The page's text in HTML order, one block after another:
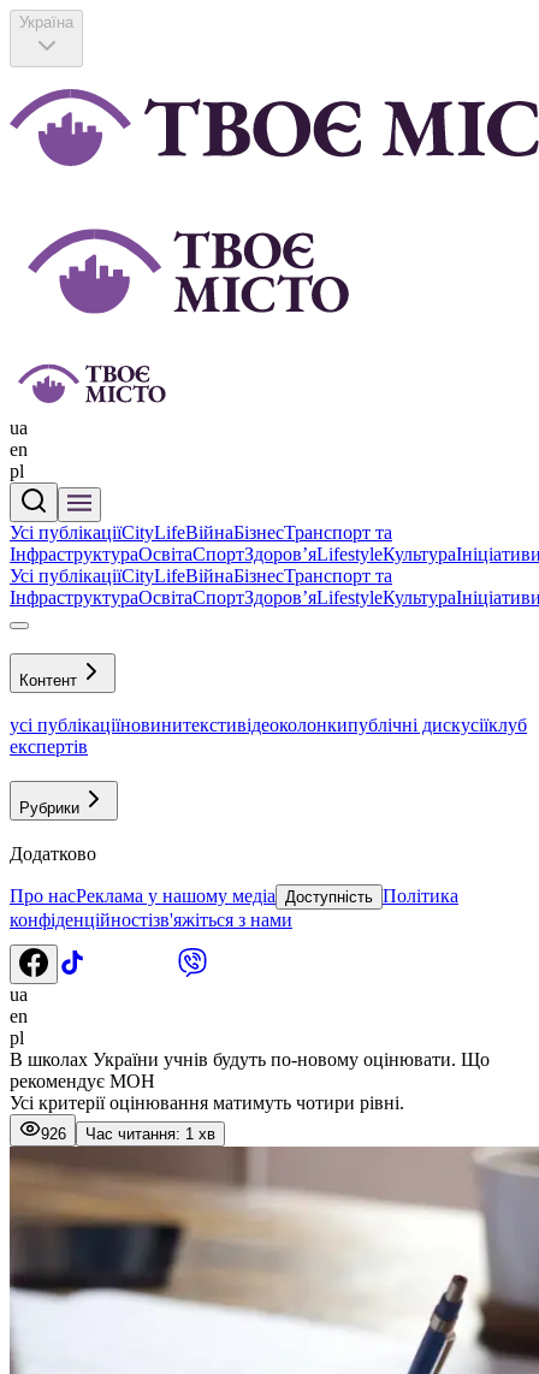
Україна
ua
en
pl
Усі публікаціїCityLifeВійнаБізнесТранспорт та
ІнфраструктураОсвітаСпортЗдоровʼяLifestyleКультура
Усі публікаціїCityLifeВійнаБізнесТранспорт та
ІнфраструктураОсвітаСпортЗдоровʼяLifestyleКультура
Контент
усі публікаціїновинитекстивідеоколонкипублічні дискусіїклуб
експертів
Рубрики
Додатково
Про насРеклама у нашому медіа Доступність Політика
конфіденційностізв'яжіться з нами
ua
en
pl
В школах України учнів будуть по-новому оцінювати. Що
рекомендує МОН
Усі критерії оцінювання матимуть чотири рівні.
926 Час читання: 1 хв